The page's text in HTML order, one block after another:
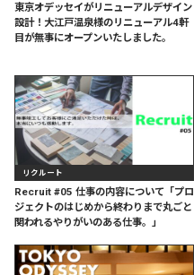
東京オデッセイがリニューアルデザイン
設計！大江戸温泉様のリニューアル4軒
目が無事にオープンいたしました。
リクルート
Recruit #05 仕事の内容について「プロ
ジェクトのはじめから終わりまで丸ごと
関われるやりがいのある仕事。」